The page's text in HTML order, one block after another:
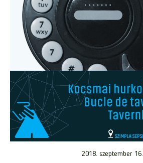
2018. szeptember 16.